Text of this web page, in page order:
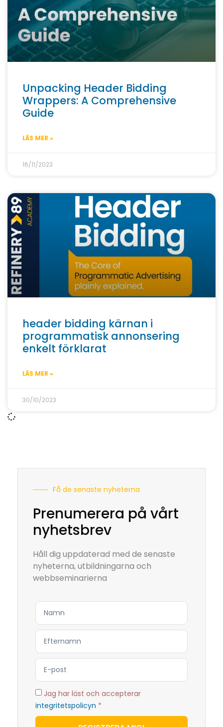
Unpacking Header Bidding
Wrappers: A Comprehensive
Guide
LÄS MER »
16/11/2023
header bidding kärnan i
programmatisk annonsering
enkelt förklarat
LÄS MER »
30/10/2023
Få de senaste nyheterna
Prenumerera på vårt
nyhetsbrev
Håll dig uppdaterad med de senaste
nyheterna, utbildningarna och
webbseminarierna
Jag har läst och accepterar
integritetspolicyn *